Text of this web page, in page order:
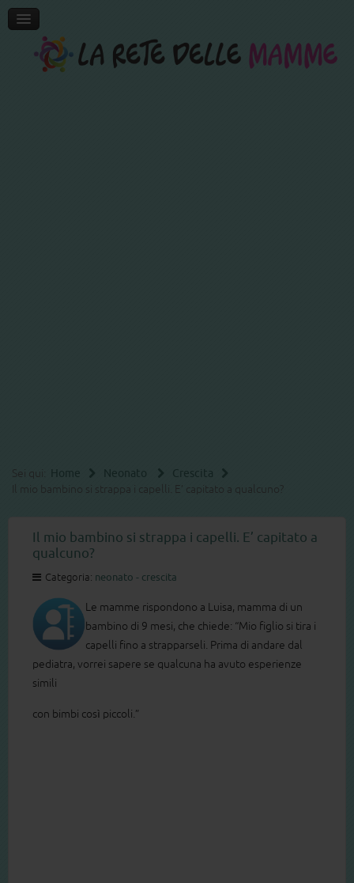
Sei qui: Home Neonato
Crescita
Il mio bambino si strappa i capelli. E’ capitato a qualcuno?
Il mio bambino si strappa i capelli. E’ capitato a
qualcuno?
Categoria: neonato - crescita
Le mamme rispondono a Luisa, mamma di un
bambino di 9 mesi, che chiede: “Mio figlio si tira i
capelli fino a strapparseli. Prima di andare dal
pediatra, vorrei sapere se qualcuna ha avuto esperienze
simili
con bimbi così piccoli.”